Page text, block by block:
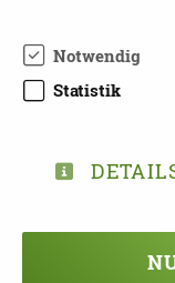
Babett Fischer
Tel.: 0151
Notwendig
Statistik